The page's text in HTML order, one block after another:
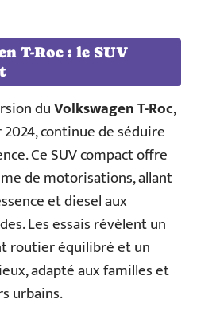
T-Roc : le SUV
duVolkswagen T-Roc,
continue de séduire
Ce SUV compact offre
de motorisations, allant
et diesel aux
Les essais révèlent un
routier équilibré et un
adapté aux familles et
urbains.